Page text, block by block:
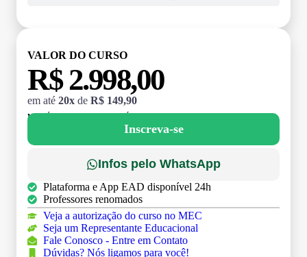
VALOR DO CURSO
R$ 2.998,00
em até 20x de R$ 149,90
MATRÍCULA:
Inscreva-se
Infos pelo WhatsApp
Plataforma e App EAD disponível 24h
Professores renomados
Veja a autorização do curso no MEC
Seja um Representante Educacional
Fale Conosco - Entre em Contato
Dúvidas? Nós ligamos para você!